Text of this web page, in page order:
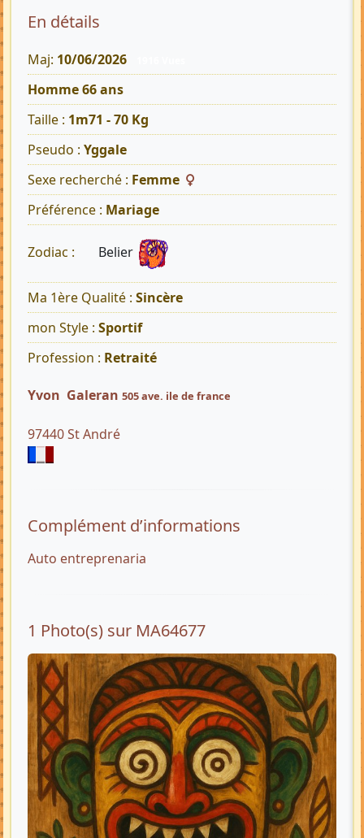
En détails
Maj: 10/06/2026
Homme 66 ans
Taille : 1m71 - 70 Kg
Pseudo : Yggale
Sexe recherché : Femme
Préférence : Mariage
Zodiac : Belier
Ma 1ère Qualité : Sincère
mon Style : Sportif
Profession : Retraité
Yvon Galeran 505 ave. ile de france
97440 St André
Complément d’informations
Auto entreprenaria
1 Photo(s) sur MA64677